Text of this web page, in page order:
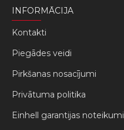
INFORMĀCIJA
Kontakti
Piegādes veidi
Pirkšanas nosacījumi
Privātuma politika
Einhell garantijas noteikumi